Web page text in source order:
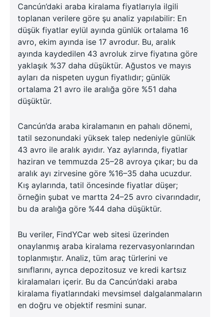
Cancún’daki araba kiralama fiyatlarıyla ilgili
toplanan verilere göre şu analiz yapılabilir: En
düşük fiyatlar eylül ayında günlük ortalama 16
avro, ekim ayında ise 17 avrodur. Bu, aralık
ayında kaydedilen 43 avroluk zirve fiyatına göre
yaklaşık %37 daha düşüktür. Ağustos ve mayıs
ayları da nispeten uygun fiyatlıdır; günlük
ortalama 21 avro ile aralığa göre %51 daha
düşüktür.
Cancún’da araba kiralamanın en pahalı dönemi,
tatil sezonundaki yüksek talep nedeniyle günlük
43 avro ile aralık ayıdır. Yaz aylarında, fiyatlar
haziran ve temmuzda 25–28 avroya çıkar; bu da
aralık ayı zirvesine göre %16–35 daha ucuzdur.
Kış aylarında, tatil öncesinde fiyatlar düşer;
örneğin şubat ve martta 24–25 avro civarındadır,
bu da aralığa göre %44 daha düşüktür.
Bu veriler, FindYCar web sitesi üzerinden
onaylanmış araba kiralama rezervasyonlarından
toplanmıştır. Analiz, tüm araç türlerini ve
sınıflarını, ayrıca depozitosuz ve kredi kartsız
kiralamaları içerir. Bu da Cancún’daki araba
kiralama fiyatlarındaki mevsimsel dalgalanmaların
en doğru ve objektif resmini sunar.